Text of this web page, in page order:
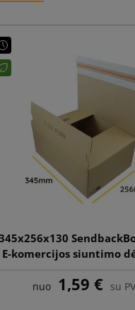
E-komercijos siuntimo
dugnu,
juostele ir plėšimo
nuo 1,59 € su